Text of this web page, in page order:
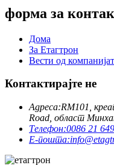
форма за
Дома
За Етагтрон
Вести од
Контактирајте не
Адреса:RM101,
Road, област
Телефон:0086 21
Е-пошта: